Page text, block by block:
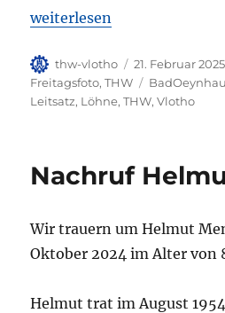
„Freitagsfoto KW 8/2025“
weiterlesen
Autor
thw-vlotho
Veröffentlicht
am
21. Februar 2025
Freitagsfoto,THW Schlagwörter
Leitsatz, Löhne,THW,Vlotho
Nachruf
Wir trauern um Helmut
Oktober 2024 im Alter von
Helmut trat im August